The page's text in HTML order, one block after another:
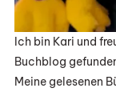
Ich bin Kari und
Buchblog
Meine gelesenen